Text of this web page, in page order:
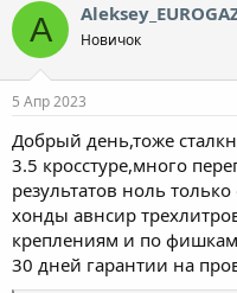
A Новичок
5 Апр 2023
Добрый день,тоже
3.5 кросстуре,много
результатов ноль
хонды авнсир
креплениям и по
30 дней гарантии на